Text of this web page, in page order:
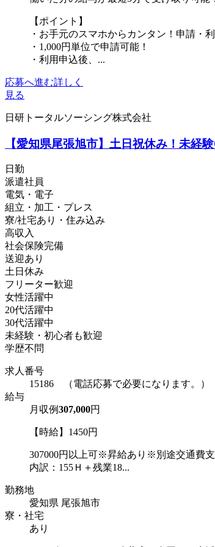
【ポイント】
・お手元のスマホからカンタン！申請・利
・1,000円単位で申請可能！
・利用申込後、...
応募へ進む詳しく
見る
日研トータルソーシング株式会社
【愛知県尾張旭市】土日祝休み！未経
日勤
派遣社員
電気・電子
組立・加工・プレス
寮/社宅あり・住み込み
高収入
社会保険完備
送迎あり
土日休み
フリーター歓迎
女性活躍中
20代活躍中
30代活躍中
未経験・初心者も歓迎
学歴不問
求人番号
15186 （電話応募で必要になります。）
給与
月収例307,000円
【時給】1450円
307000円以上可※昇給あり※別途交通費
内訳：155Ｈ＋残業18...
勤務地
愛知県 尾張旭市
寮・社宅
あり